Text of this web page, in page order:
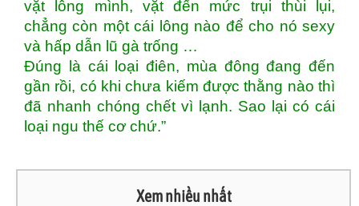
vặt lông mình, vặt đến mức trụi thùi lụi,
chẳng còn một cái lông nào để cho nó sexy
và hấp dẫn lũ gà trống …
Đúng là cái loại điên, mùa đông đang đến
gần rồi, có khi chưa kiếm được thằng nào thì
đã nhanh chóng chết vì lạnh. Sao lại có cái
loại ngu thế cơ chứ.”
Xem nhiều nhất